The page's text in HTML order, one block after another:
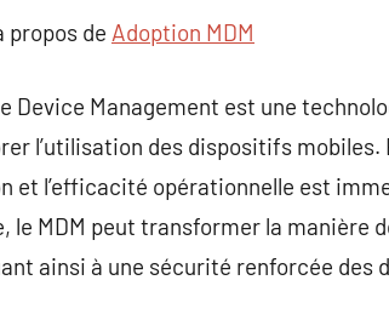
propos de Adoption MDM
Device Management est une
l’utilisation des dispositifs
et l’efficacité opérationnelle est
le MDM peut transformer la manière
ainsi à une sécurité renforcée des